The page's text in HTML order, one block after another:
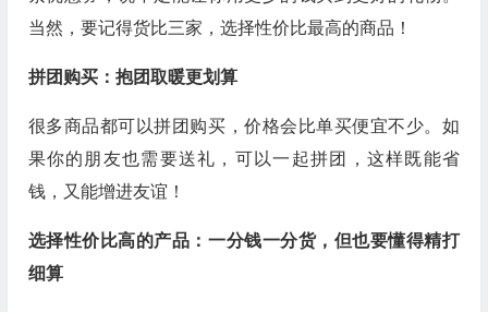
当然，要记得货比三家，选择性价比最高的商品！
拼团购买：抱团取暖更划算
很多商品都可以拼团购买，价格会比单买便宜不少。如
果你的朋友也需要送礼，可以一起拼团，这样既能省
钱，又能增进友谊！
选择性价比高的产品：一分钱一分货，但也要懂得精打
细算